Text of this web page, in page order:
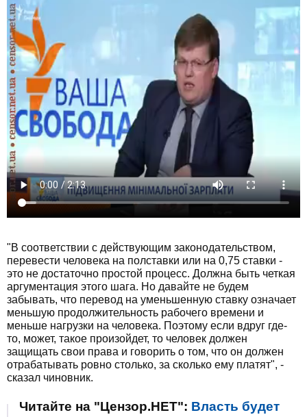
"В соответствии с действующим законодательством,
перевести человека на полставки или на 0,75 ставки -
это не достаточно простой процесс. Должна быть четкая
аргументация этого шага. Но давайте не будем
забывать, что перевод на уменьшенную ставку означает
меньшую продолжительность рабочего времени и
меньше нагрузки на человека. Поэтому если вдруг где-
то, может, такое произойдет, то человек должен
защищать свои права и говорить о том, что он должен
отрабатывать ровно столько, за сколько ему платят", -
сказал чиновник.
Читайте на "Цензор.НЕТ": Власть будет